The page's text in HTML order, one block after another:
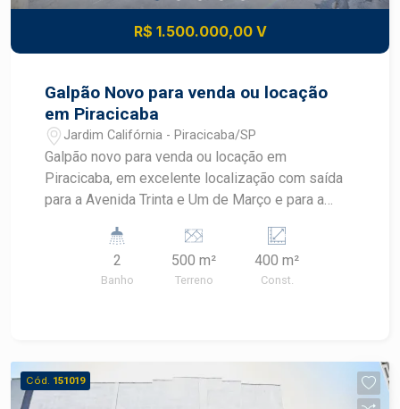
R$ 1.500.000,00 V
Galpão Novo para venda ou locação
em Piracicaba
Jardim Califórnia - Piracicaba/SP
Galpão novo para venda ou locação em
Piracicaba, em excelente localização com saída
para a Avenida Trinta e Um de Março e para a
construção * Preparação para ponte rolante até 5
toneladas * Pé-direito de 7 metros * Portão
elétrico de entrada com 5,0m x 4,5m * Recuo para
2
Banho
500 m²
Terreno
400 m²
Const.
Cód. 151019